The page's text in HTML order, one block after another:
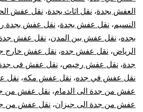
العفش بجدة، نقل اثاث بجدة، نقل عفش
النسيم، نقل عفش بجدة، نقل عفش بجدة
بجده، نقل عفش بين المدن، نقل عفش
الرياض، نقل عفش جده، نقل عفش خارج
جدة، نقل عفش رخيص، نقل عفش فى
نقل عفش في جده، نقل عفش مكه، نقل
عفش من جدة الى الدمام، نقل عفش من
عفش من جدة الى جيزان، نقل عفش من